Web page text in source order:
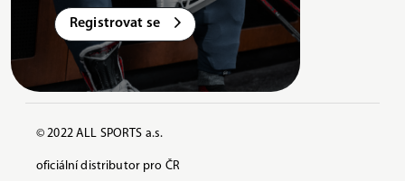
Registrovat se
© 2022 ALL SPORTS a.s.
oficiální distributor pro ČR